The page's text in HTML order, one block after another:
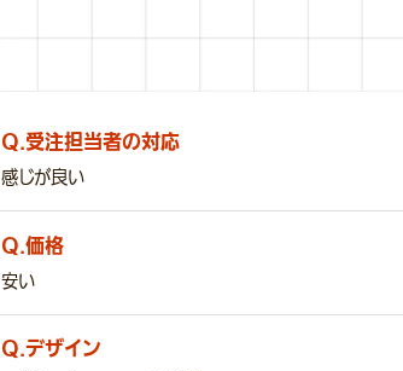
Q.受注担当者の対応
感じが良い
Q.価格
安い
Q.デザイン